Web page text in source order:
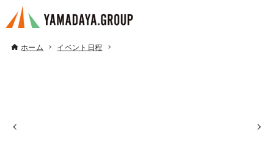
ホーム イベント日程